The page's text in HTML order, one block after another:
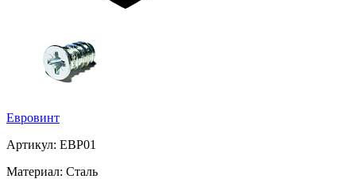
Евровинт
Артикул: ЕВР01
Материал: Сталь